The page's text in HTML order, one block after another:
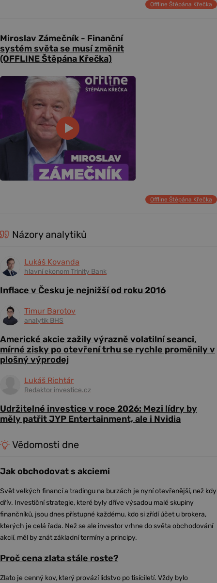
Offline Štěpána Křečka
Miroslav Zámečník - Finanční
systém světa se musí změnit
(OFFLINE Štěpána Křečka)
Offline Štěpána Křečka
Názory analytiků
Lukáš Kovanda
hlavní ekonom Trinity Bank
Inflace v Česku je nejnižší od roku 2016
Timur Barotov
analytik BHS
Americké akcie zažily výrazně volatilní seanci,
mírné zisky po otevření trhu se rychle proměnily v
plošný výprodej
Lukáš Richtár
Redaktor investice.cz
Udržitelné investice v roce 2026: Mezi lídry by
měly patřit JYP Entertainment, ale i Nvidia
Vědomosti dne
Jak obchodovat s akciemi
Svět velkých financí a tradingu na burzách je nyní otevřenější, než kdy
dřív. Investiční strategie, které byly dříve výsadou malé skupiny
finančníků, jsou dnes přístupné každému, kdo si zřídí účet u brokera,
kterých je celá řada. Než se ale investor vrhne do světa obchodování
akcií, měl by znát základní termíny a principy.
Proč cena zlata stále roste?
Zlato je cenný kov, který provází lidstvo po tisíciletí. Vždy bylo